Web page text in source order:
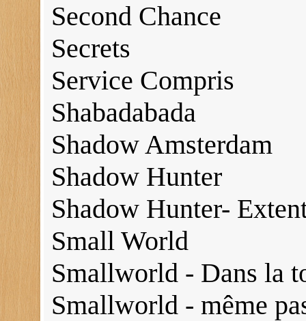
Second Chance
Secrets
Service Compris
Shabadabada
Shadow Amsterdam
Shadow Hunter
Shadow Hunter-
Small World
Smallworld - Dans la
Smallworld - même